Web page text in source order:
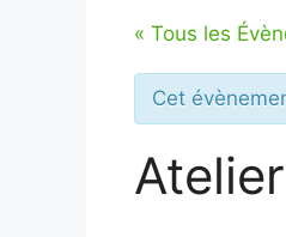
« Tous les
Cet